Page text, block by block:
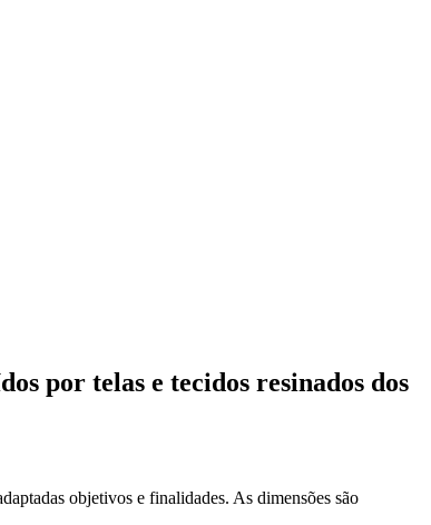
por telas e tecidos resinados dos
objetivos e finalidades. As dimensões são